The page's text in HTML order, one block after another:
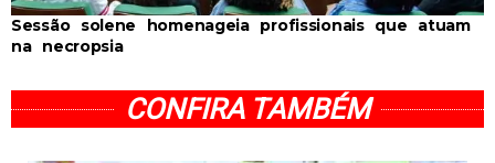
Sessão solene homenageia profissionais que atuam
na necropsia
CONFIRA TAMBÉM